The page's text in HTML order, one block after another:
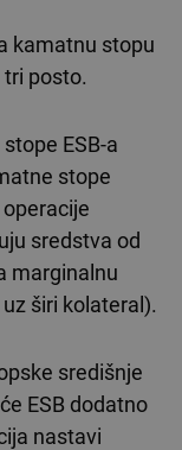
kamatnu stopu
posto.
ESB-a
stope
sredstva od
marginalnu
širi kolateral).
središnje
ESB dodatno
nastavi